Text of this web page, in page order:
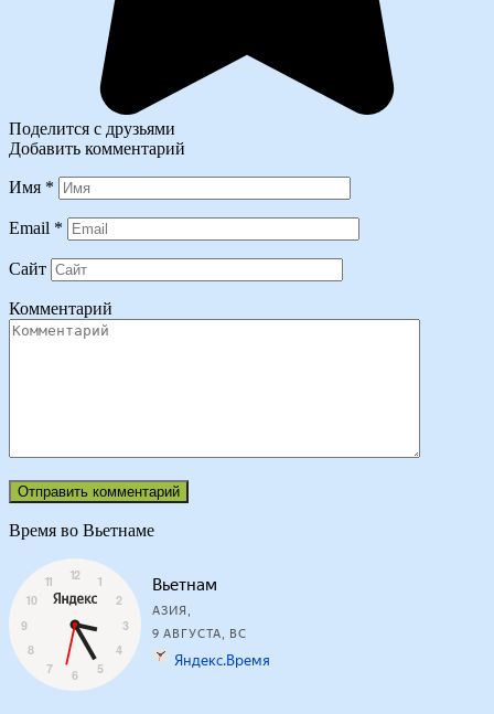
Поделится с друзьями
Добавить комментарий
Имя *
Email *
Сайт
Комментарий
Время во Вьетнаме